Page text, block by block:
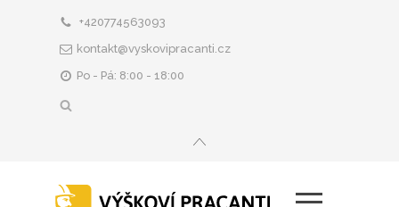
+420774563093
kontakt@vyskovipracanti.cz
Po - Pá: 8:00 - 18:00